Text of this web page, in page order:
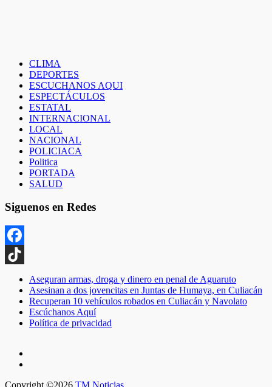
CLIMA
DEPORTES
ESCUCHANOS AQUI
ESPECTÁCULOS
ESTATAL
INTERNACIONAL
LOCAL
NACIONAL
POLICIACA
Politica
PORTADA
SALUD
Siguenos en Redes
Facebook
TikTok
Aseguran armas, droga y dinero en penal de Aguaruto
Asesinan a dos jovencitas en Juntas de Humaya, en Culiacán
Recuperan 10 vehículos robados en Culiacán y Navolato
Escúchanos Aquí
Política de privacidad
Copyright ©2026 TM Noticias